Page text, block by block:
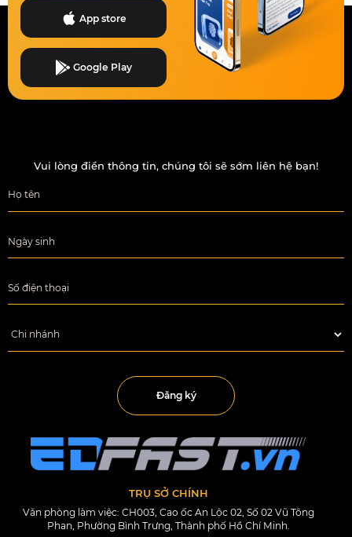
App store
Google Play
TRỤ SỞ CHÍNH
Văn phòng làm việc: CH003, Cao ốc An Lộc 02, Số 02 Vũ Tông
Phan, Phường Bình Trưng, Thành phố Hồ Chí Minh.
Vui lòng điền thông tin, chúng tôi sẽ sớm liên hệ bạn!
Đăng ký